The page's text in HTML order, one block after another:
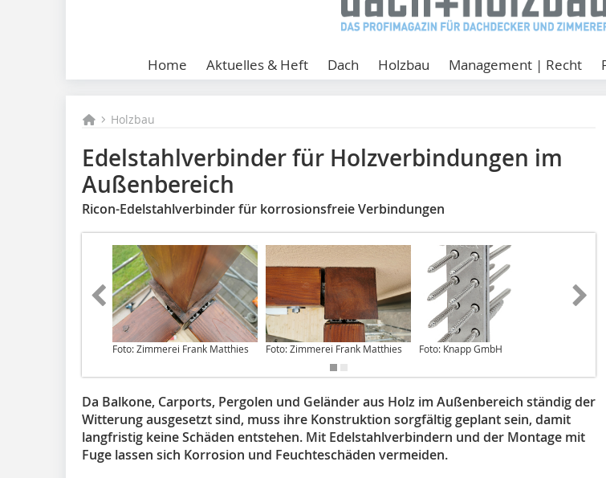
Home Aktuelles & Heft Dach Holzbau Management | Recht
Holzbau
Edelstahlverbinder für Holzverbindungen im
Außenbereich
Ricon-Edelstahlverbinder für korrosionsfreie Verbindungen
Foto: Zimmerei Frank Matthies Foto: Zimmerei Frank Matthies Foto: Knapp GmbH Foto:
Da Balkone, Carports, Pergolen und Geländer aus Holz im Außenbereich ständig der
Witterung ausgesetzt sind, muss ihre Konstruktion sorgfältig geplant sein, damit
langfristig keine Schäden entstehen. Mit Edelstahlverbindern und der Montage mit
Fuge lassen sich Korrosion und Feuchteschäden vermeiden.